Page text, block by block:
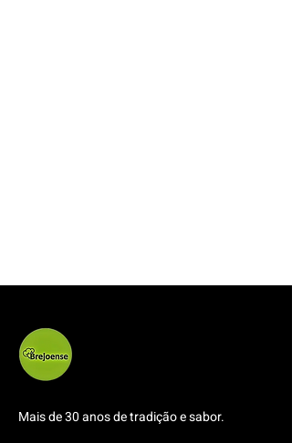
Mais de 30 anos de tradição e sabor.